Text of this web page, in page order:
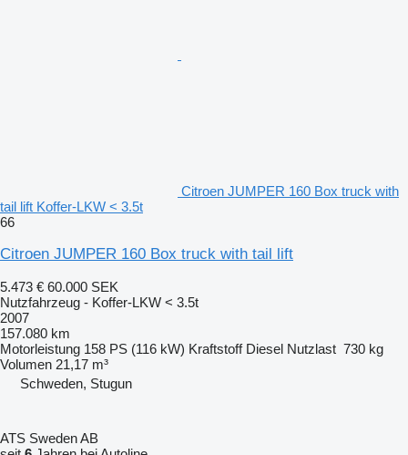
Citroen JUMPER 160 Box truck with
tail lift Koffer-LKW < 3.5t
66
Citroen JUMPER 160 Box truck with tail lift
5.473 € 60.000 SEK
Nutzfahrzeug - Koffer-LKW < 3.5t
2007
157.080 km
Motorleistung 158 PS (116 kW) Kraftstoff Diesel Nutzlast 730 kg
Volumen 21,17 m³
Schweden, Stugun
ATS Sweden AB